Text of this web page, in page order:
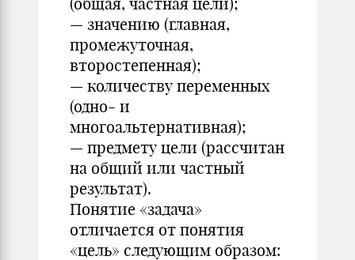
— значению (главная,
промежуточная,
второстепенная);
— количеству переменных
(одно- и
многоальтернативная);
— предмету цели (рассчитан
на общий или частный
результат).
Понятие «задача»
отличается от понятия
«цель» следующим образом: